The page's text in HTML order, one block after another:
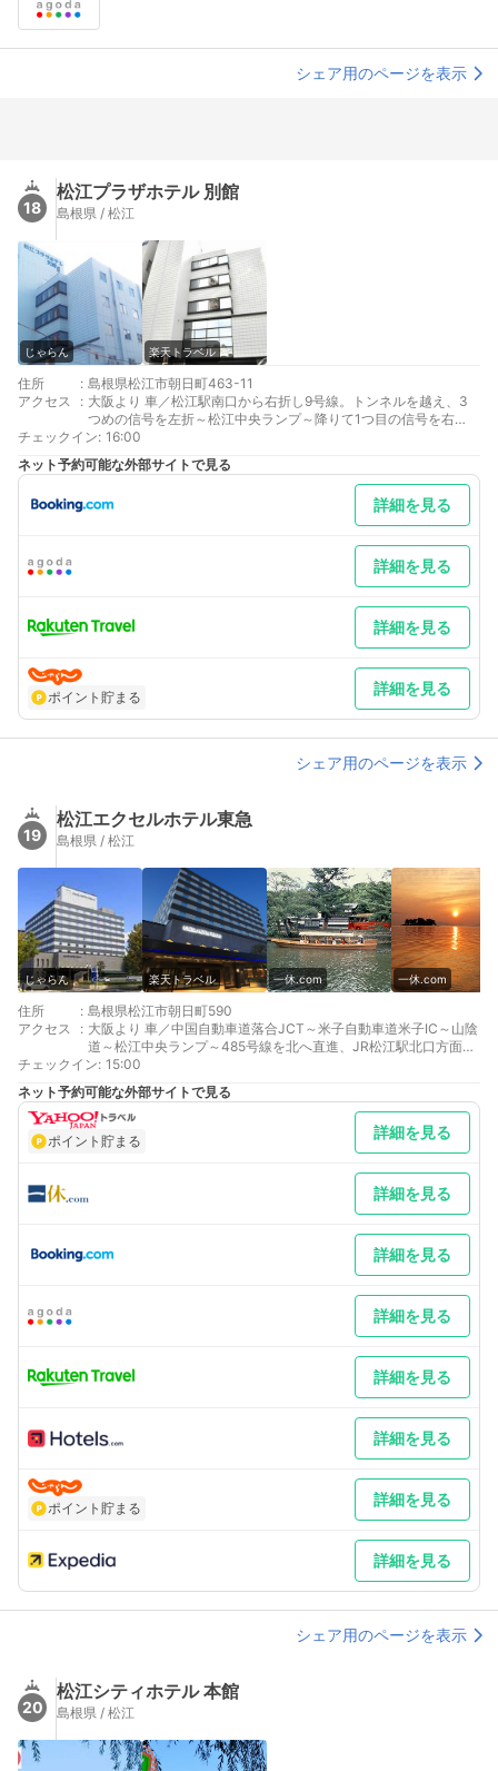
シェア用のページを表示
18
松江プラザホテル 別館
島根県 / 松江
じゃらん 楽天トラベル
住所 : 島根県松江市朝日町463-11
アクセス
: 大阪より 車／松江駅南口から右折し9号線。トンネルを越え、3
つめの信号を左折～松江中央ランプ～降りて1つ目の信号を右
折。トンネルを抜け9号線を越え松江駅南口 車以外／JR岡山駅乗
り換え伯備線で松江駅下車徒歩40秒
広島より 車／松江駅南口から右折し9号線。トンネルを越え、3
つめの信号を右折～松江中央ランプ～降りて3つ目の信号を左
折。トンネルを抜け9号線を越え松江駅南口 車以外／JR岡山駅乗
補足 車／駐車場は先着順で40台あります。（有料） 車以外／
JAL出雲空港よりシャトルバスで松江駅まで約20分
チェックイン: 16:00
ネット予約可能な外部サイトで見る
詳細を見る
詳細を見る
詳細を見る
ポイント貯まる 詳細を見る
シェア用のページを表示
19
松江エクセルホテル東急
島根県 / 松江
じゃらん 楽天トラベル 一休.com 一休.com
住所 : 島根県松江市朝日町590
アクセス
: 大阪より 車／中国自動車道落合JCT～米子自動車道米子IC～山陰
道～松江中央ランプ～485号線を北へ直進、JR松江駅北口方面へ
左折し先で迂回 車以外／JR岡山駅乗換、JR山陰本線松江駅下
車、徒歩3分
東京より 車／松江駅通り左折、最初の信号を右折し485号線を直
進～松江中央ランプ～485号線を北へ直進、JR松江駅北口方面へ
左折し先で迂回 車以外／JR岡山駅乗換、JR山陰本線松江駅下
車、徒歩3分
補足 車／駐車場料金1泊1200円（15時から翌10時まで）でござい
宿泊のお客様は周辺駐車場を同条件にてご案内致します。 車以外
／出雲空港より連絡バスで約30分／米子空港より連絡バスで約
チェックイン: 15:00
ネット予約可能な外部サイトで見る
ポイント貯まる 詳細を見る
詳細を見る
詳細を見る
詳細を見る
詳細を見る
詳細を見る
ポイント貯まる 詳細を見る
詳細を見る
シェア用のページを表示
20
松江シティホテル 本館
島根県 / 松江